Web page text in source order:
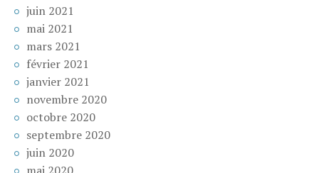
juin 2021
mai 2021
mars 2021
février 2021
janvier 2021
novembre 2020
octobre 2020
septembre 2020
juin 2020
mai 2020